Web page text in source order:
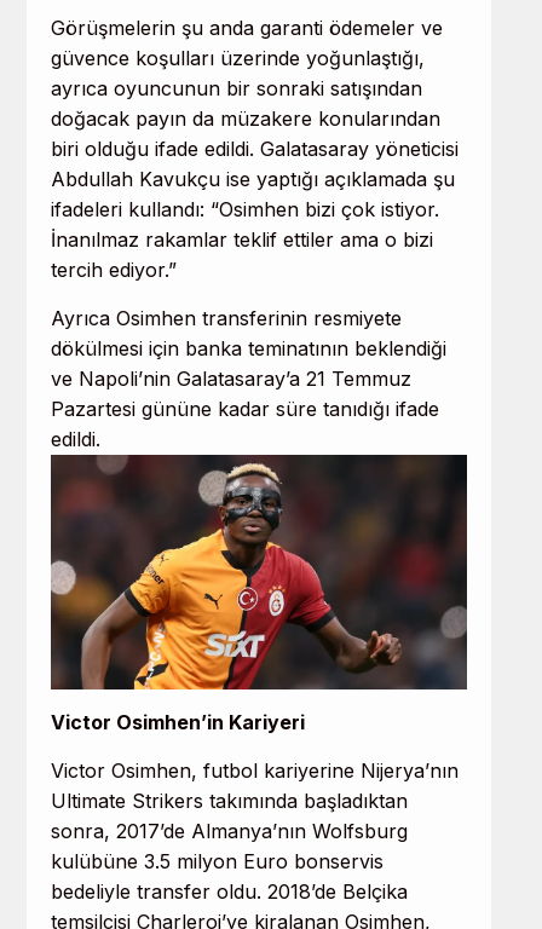
Görüşmelerin şu anda garanti ödemeler ve
güvence koşulları üzerinde yoğunlaştığı,
ayrıca oyuncunun bir sonraki satışından
doğacak payın da müzakere konularından
biri olduğu ifade edildi. Galatasaray yöneticisi
Abdullah Kavukçu ise yaptığı açıklamada şu
ifadeleri kullandı: “Osimhen bizi çok istiyor.
İnanılmaz rakamlar teklif ettiler ama o bizi
tercih ediyor.”
Ayrıca Osimhen transferinin resmiyete
dökülmesi için banka teminatının beklendiği
ve Napoli’nin Galatasaray’a 21 Temmuz
Pazartesi gününe kadar süre tanıdığı ifade
edildi.
Victor Osimhen’in Kariyeri
Victor Osimhen, futbol kariyerine Nijerya’nın
Ultimate Strikers takımında başladıktan
sonra, 2017’de Almanya’nın Wolfsburg
kulübüne 3.5 milyon Euro bonservis
bedeliyle transfer oldu. 2018’de Belçika
temsilcisi Charleroi’ye kiralanan Osimhen,